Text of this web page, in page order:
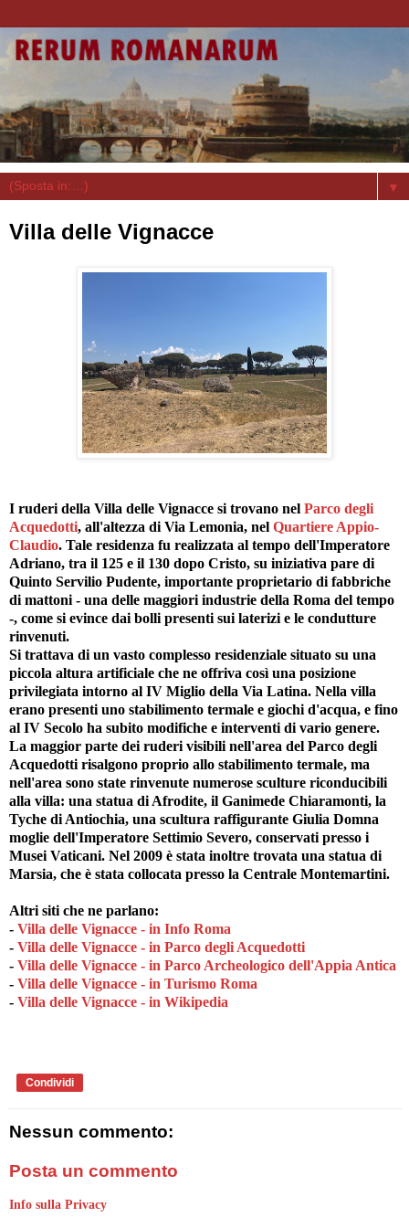
▼
Villa delle Vignacce
I ruderi della Villa delle Vignacce si trovano nel Parco degli
Acquedotti, all'altezza di Via Lemonia, nel Quartiere Appio-
Claudio. Tale residenza fu realizzata al tempo dell'Imperatore
Adriano, tra il 125 e il 130 dopo Cristo, su iniziativa pare di
Quinto Servilio Pudente, importante proprietario di fabbriche
di mattoni - una delle maggiori industrie della Roma del tempo
-, come si evince dai bolli presenti sui laterizi e le condutture
rinvenuti.
Si trattava di un vasto complesso residenziale situato su una
piccola altura artificiale che ne offriva così una posizione
privilegiata intorno al IV Miglio della Via Latina. Nella villa
erano presenti uno stabilimento termale e giochi d'acqua, e fino
al IV Secolo ha subito modifiche e interventi di vario genere.
La maggior parte dei ruderi visibili nell'area del Parco degli
Acquedotti risalgono proprio allo stabilimento termale, ma
nell'area sono state rinvenute numerose sculture riconducibili
alla villa: una statua di Afrodite, il Ganimede Chiaramonti, la
Tyche di Antiochia, una scultura raffigurante Giulia Domna
moglie dell'Imperatore Settimio Severo, conservati presso i
Musei Vaticani. Nel 2009 è stata inoltre trovata una statua di
Marsia, che è stata collocata presso la Centrale Montemartini.
Altri siti che ne parlano:
- Villa delle Vignacce - in Info Roma
- Villa delle Vignacce - in Parco degli Acquedotti
- Villa delle Vignacce - in Parco Archeologico dell'Appia Antica
- Villa delle Vignacce - in Turismo Roma
- Villa delle Vignacce - in Wikipedia
Condividi
Nessun commento:
Posta un commento
Info sulla Privacy